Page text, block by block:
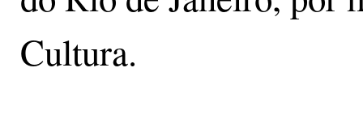
Cultura.